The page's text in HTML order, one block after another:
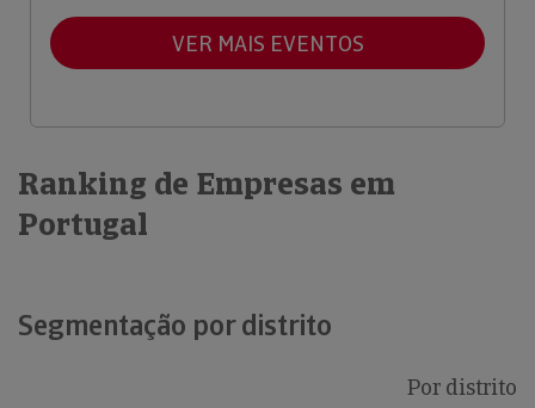
VER MAIS EVENTOS
Ranking de Empresas em
Portugal
Segmentação por distrito
Por distrito